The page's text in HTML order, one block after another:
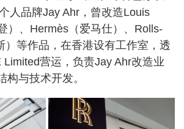
人品牌Jay Ahr，曾改造Louis
）、Hermès（爱马仕）、Rolls-
）等作品，在香港设有工作室，透
营运，负责Jay Ahr改造业
构与技术开发。